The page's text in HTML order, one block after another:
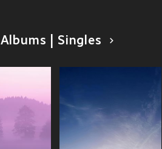
Albums | Singles